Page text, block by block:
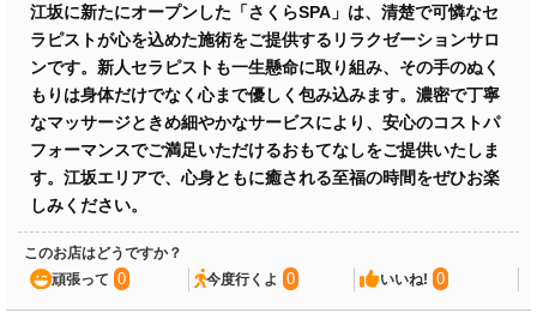
江坂に新たにオープンした「さくらSPA」は、清楚で可憐なセ
ラピストが心を込めた施術をご提供するリラクゼーションサロ
ンです。新人セラピストも一生懸命に取り組み、その手のぬく
もりは身体だけでなく心まで優しく包み込みます。濃密で丁寧
なマッサージときめ細やかなサービスにより、安心のコストパ
フォーマンスでご満足いただけるおもてなしをご提供いたしま
す。江坂エリアで、心身ともに癒される至福の時間をぜひお楽
しみください。
このお店はどうですか？
頑張って 0 今度行くよ 0 いいね! 0